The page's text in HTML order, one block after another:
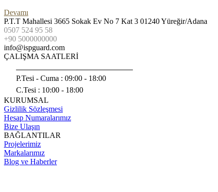
Devamı
P.T.T Mahallesi 3665 Sokak Ev No 7 Kat 3 01240 Yüreğir/Adana
0507 524 95 58
+90 5000000000
info@ispguard.com
ÇALIŞMA SAATLERİ
P.Tesi - Cuma : 09:00 - 18:00
C.Tesi : 10:00 - 18:00
KURUMSAL
Gizlilik Sözleşmesi
Hesap Numaralarımız
Bize Ulaşın
BAĞLANTILAR
Projelerimiz
Markalarımız
Blog ve Haberler